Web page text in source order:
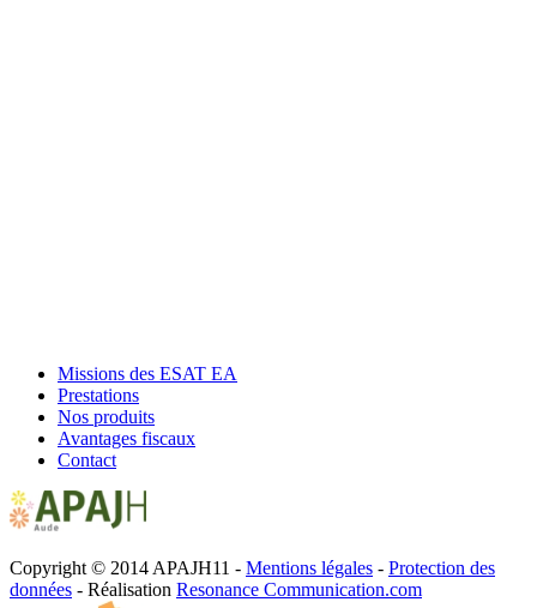
Missions des ESAT EA
Prestations
Nos produits
Avantages fiscaux
Contact
Copyright © 2014 APAJH11 - Mentions légales - Protection des
données - Réalisation Resonance Communication.com